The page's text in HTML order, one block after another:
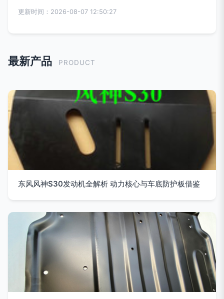
更新时间：2026-08-07 12:50:27
最新产品 PRODUCT
东风风神S30发动机全解析 动力核心与车底防护板借鉴